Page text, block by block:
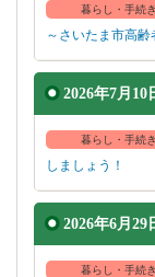
暮らし・手続き
～さいたま市高
2026年7月10
暮らし・手続き
しましょう！
2026年6月29
暮らし・手続き